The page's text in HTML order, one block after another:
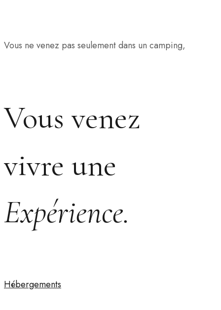
Vous ne venez pas seulement dans un camping,
Vous venez
vivre une
Expérience.
Hébergements